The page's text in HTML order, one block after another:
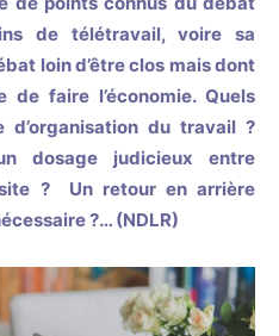
de télétravail, voire sa
loin d’être clos mais dont
de faire l’économie. Quels
du travail ?
dosage judicieux entre
?
Un retour en arrière
?… (NDLR)